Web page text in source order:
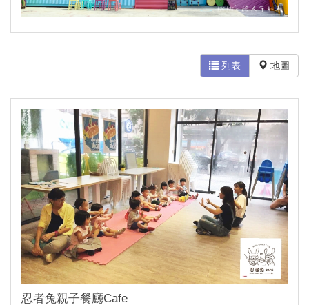
列表 地圖
忍者兔親子餐廳Cafe